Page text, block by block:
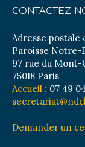
CONTACTEZ-
Adresse
Paroisse Notre-
97 rue du Mont-
75018 Paris
Accueil : 07 49
Demander un